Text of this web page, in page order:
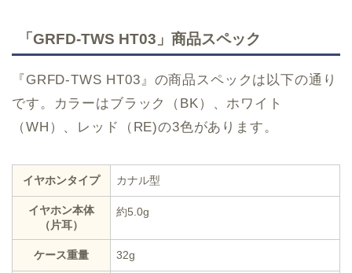
「GRFD-TWS HT03」商品スペック
『GRFD-TWS HT03』の商品スペックは以下の通り
です。カラーはブラック（BK）、ホワイト
（WH）、レッド（RE)の3色があります。
イヤホンタイプ カナル型
イヤホン本体
（片耳）
約5.0g
ケース重量 32g